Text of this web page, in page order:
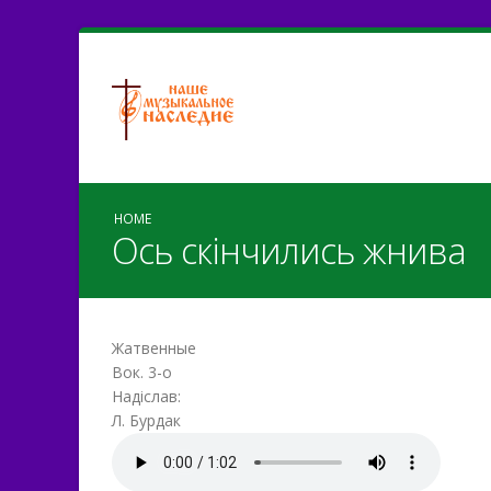
HOME
Ось скінчились жнива
Жатвенные
Вок. 3-о
Надіслав:
Л. Бурдак